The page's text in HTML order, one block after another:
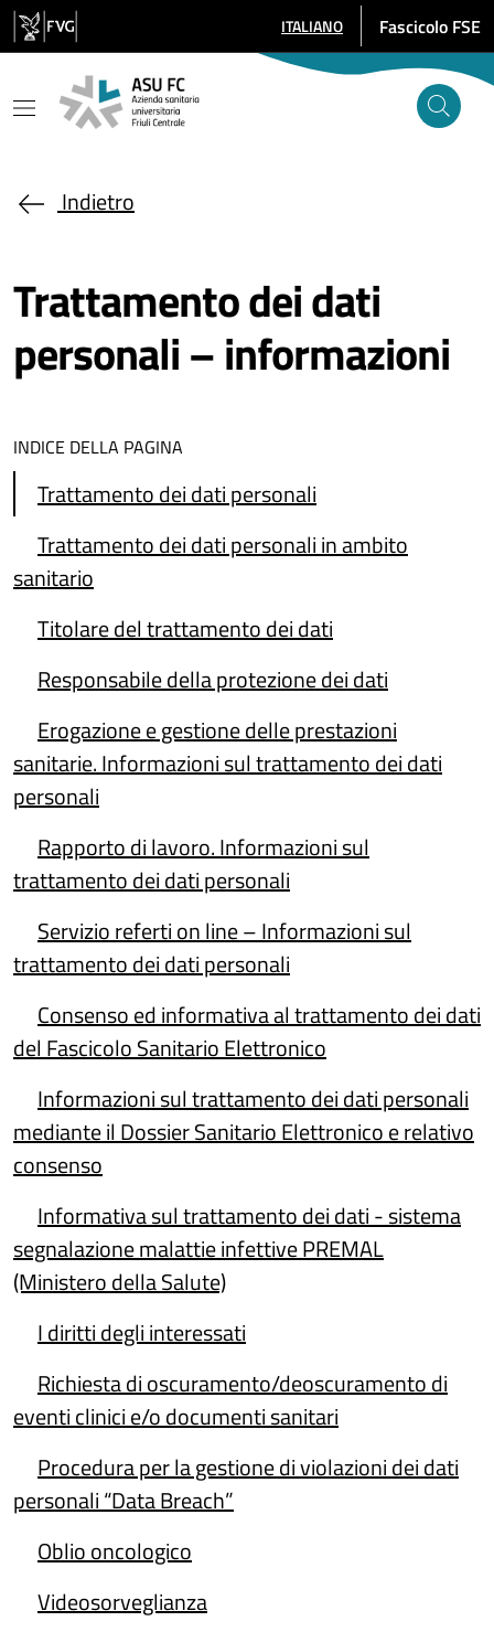
Salta al contenuto principale
SELEZIONE LINGUA: LINGUA
ITALIANO Fascicolo FSE
Indietro
Trattamento dei dati
personali – informazioni
INDICE DELLA PAGINA
Trattamento dei dati personali
Trattamento dei dati personali in ambito
sanitario
Titolare del trattamento dei dati
Responsabile della protezione dei dati
Erogazione e gestione delle prestazioni
sanitarie. Informazioni sul trattamento dei dati
personali
Rapporto di lavoro. Informazioni sul
trattamento dei dati personali
Servizio referti on line – Informazioni sul
trattamento dei dati personali
Consenso ed informativa al trattamento dei dati
del Fascicolo Sanitario Elettronico
Informazioni sul trattamento dei dati personali
mediante il Dossier Sanitario Elettronico e relativo
consenso
Informativa sul trattamento dei dati - sistema
segnalazione malattie infettive PREMAL
(Ministero della Salute)
I diritti degli interessati
Richiesta di oscuramento/deoscuramento di
eventi clinici e/o documenti sanitari
Procedura per la gestione di violazioni dei dati
personali “Data Breach”
Oblio oncologico
Videosorveglianza